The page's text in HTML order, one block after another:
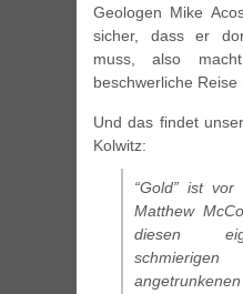
Geologen Mike
sicher, dass er
muss, also
beschwerliche Reise
Und das findet
Kolwitz:
“Gold” ist
Matthew
diesen